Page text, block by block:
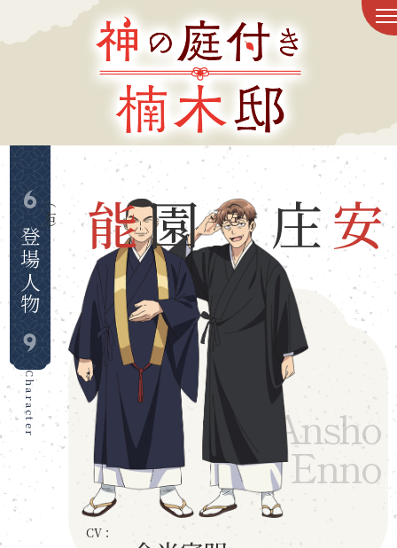
トップ
新着情報
放送情報
スタッフ&キャスト
ものがたり
登場人物
映像情報
映像商品情報
音楽情報
登場人物
Character
安
庄
（左）
園
能
（右）
Ansho
Enno